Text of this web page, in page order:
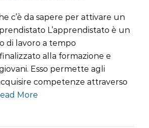
c’è da sapere per attivare un
L’apprendistato è un
di lavoro a tempo
alla formazione e
Esso permette agli
competenze attraverso
More